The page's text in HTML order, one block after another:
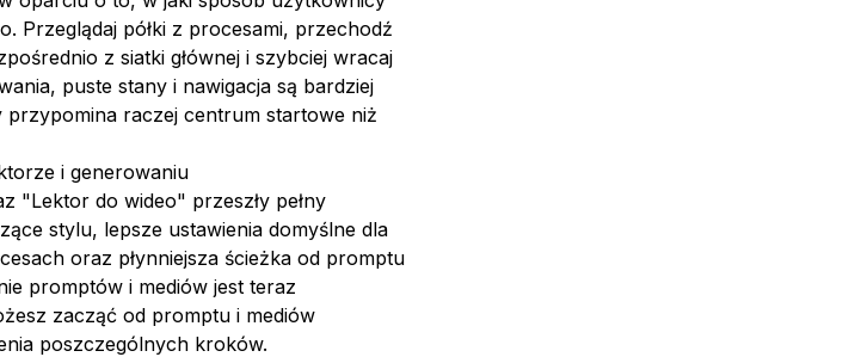
Przeglądaj półki z procesami, przechodź
z siatki głównej i szybciej wracaj
puste stany i nawigacja są bardziej
przypomina raczej centrum startowe niż
i generowaniu
"Lektor do wideo" przeszły pełny
stylu, lepsze ustawienia domyślne dla
oraz płynniejsza ścieżka od promptu
promptów i mediów jest teraz
zacząć od promptu i mediów
poszczególnych kroków.